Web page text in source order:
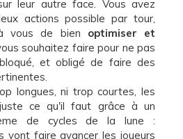
leur autre face. Vous avez
actions possible par tour,
vous de bien optimiser et
souhaitez faire pour ne pas
et obligé de faire des
longues, ni trop courtes, les
ce qu'il faut grâce à un
de cycles de la lune :
vont faire avancer les joueurs